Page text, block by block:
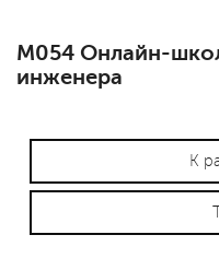
М054 Онлайн-
инженера
К